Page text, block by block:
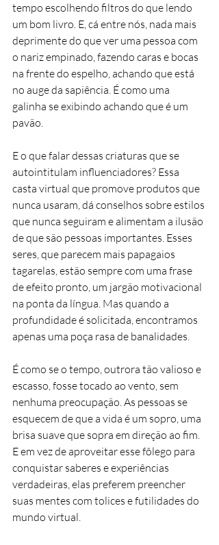
tempo escolhendo filtros do que lendo
um bom livro. E, cá entre nós, nada mais
deprimente do que ver uma pessoa com
o nariz empinado, fazendo caras e bocas
na frente do espelho, achando que está
no auge da sapiência. É como uma
galinha se exibindo achando que é um
pavão.
E o que falar dessas criaturas que se
autointitulam influenciadores? Essa
casta virtual que promove produtos que
nunca usaram, dá conselhos sobre estilos
que nunca seguiram e alimentam a ilusão
de que são pessoas importantes. Esses
seres, que parecem mais papagaios
tagarelas, estão sempre com uma frase
de efeito pronto, um jargão motivacional
na ponta da língua. Mas quando a
profundidade é solicitada, encontramos
apenas uma poça rasa de banalidades.
É como se o tempo, outrora tão valioso e
escasso, fosse tocado ao vento, sem
nenhuma preocupação. As pessoas se
esquecem de que a vida é um sopro, uma
brisa suave que sopra em direção ao fim.
E em vez de aproveitar esse fôlego para
conquistar saberes e experiências
verdadeiras, elas preferem preencher
suas mentes com tolices e futilidades do
mundo virtual.